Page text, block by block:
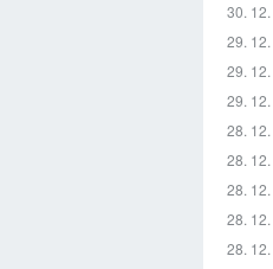
30.
29.
29.
29.
28.
28.
28.
28.
28.